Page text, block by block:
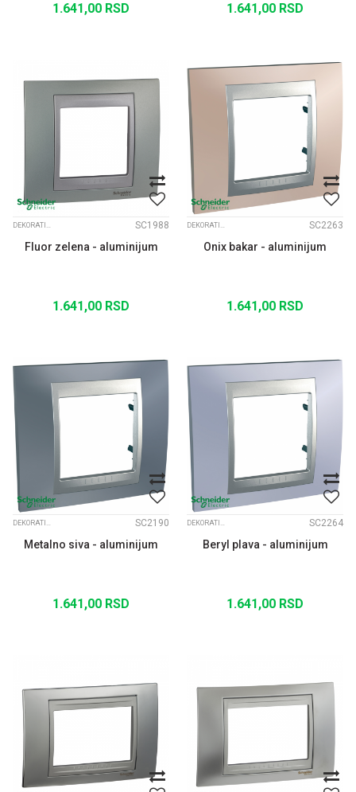
1.641,00 RSD 1.641,00 RSD
DEKORATIVNI RAMOVI UNICA TOP ALUM. MEDJURAM SC1988
Fluor zelena - aluminijum
1.641,00 RSD
DEKORATIVNI RAMOVI UNICA TOP ALUM. MEDJURAM SC2263
Onix bakar - aluminijum
1.641,00 RSD
DEKORATIVNI RAMOVI UNICA TOP ALUM. MEDJURAM SC2190
Metalno siva - aluminijum
1.641,00 RSD
DEKORATIVNI RAMOVI UNICA TOP ALUM. MEDJURAM SC2264
Beryl plava - aluminijum
1.641,00 RSD